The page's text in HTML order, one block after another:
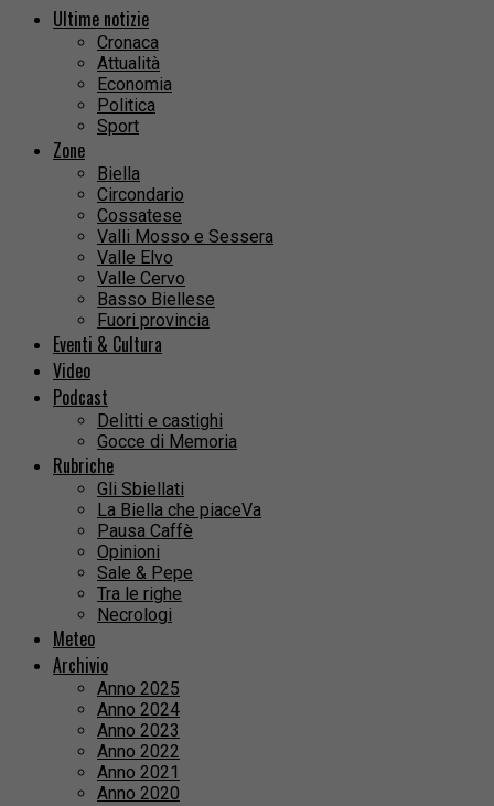
Ultime notizie
Cronaca
Attualità
Economia
Politica
Sport
Zone
Biella
Circondario
Cossatese
Valli Mosso e Sessera
Valle Elvo
Valle Cervo
Basso Biellese
Fuori provincia
Eventi & Cultura
Video
Podcast
Delitti e castighi
Gocce di Memoria
Rubriche
Gli Sbiellati
La Biella che piaceVa
Pausa Caffè
Opinioni
Sale & Pepe
Tra le righe
Necrologi
Meteo
Archivio
Anno 2025
Anno 2024
Anno 2023
Anno 2022
Anno 2021
Anno 2020